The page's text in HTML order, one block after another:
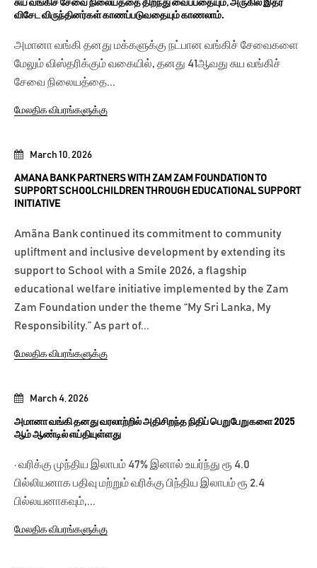
March 4, 2026
அமானா வங்கி தனது வரலாற்றில் அதிசிறந்த நிதிப் பெறுபேறுகளை 2025
ஆம் ஆண்டில் எய்தியுள்ளது
· வரிக்கு முந்திய இலாபம் 47% இனால் உயர்ந்து ரூ 4.0
பில்லியனாக பதிவு மற்றும் வரிக்கு பிந்திய இலாபம் ரூ 2.4
பில்லயனாகவும்,...
மேலதிக விபரங்களுக்கு
March 10, 2026
AMANA BANK PARTNERS WITH ZAM ZAM FOUNDATION TO
SUPPORT SCHOOLCHILDREN THROUGH EDUCATIONAL SUPPORT
INITIATIVE
Amãna Bank continued its commitment to community
upliftment and inclusive development by extending its
support to School with a Smile 2026, a flagship
educational welfare initiative implemented by the Zam
Zam Foundation under the theme “My Sri Lanka, My
Responsibility.” As part of...
மேலதிக விபரங்களுக்கு
சுய வங்கிச் சேவை நிலையத்தை திறந்து வைப்பதையும், அருகில் இதர
விசேட விருந்தினர்கள் காணப்படுவதையும் காணலாம்.
அமானா வங்கி தனது மக்களுக்கு நட்பான வங்கிச் சேவைகளை
மேலும் விஸ்தரிக்கும் வகையில், தனது 41ஆவது சுய வங்கிச்
சேவை நிலையத்தை...
மேலதிக விபரங்களுக்கு